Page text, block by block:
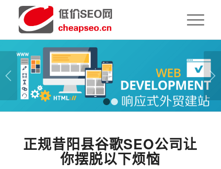
下一页
1 2
正规昔阳县谷歌SEO公司让
你摆脱以下烦恼